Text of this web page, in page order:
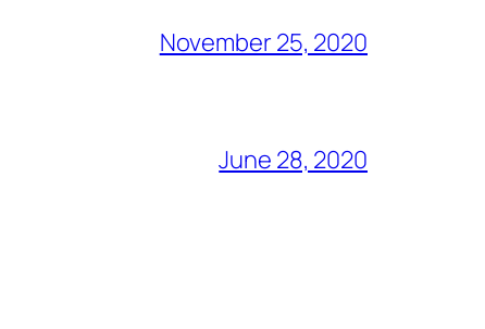
November 25, 2020
June 28, 2020